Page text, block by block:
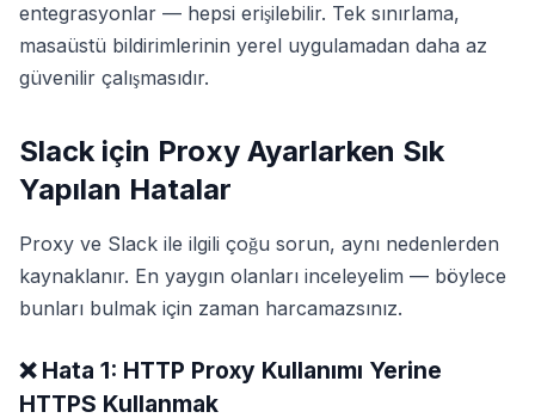
entegrasyonlar — hepsi erişilebilir. Tek sınırlama,
masaüstü bildirimlerinin yerel uygulamadan daha az
güvenilir çalışmasıdır.
Slack için Proxy Ayarlarken Sık
Yapılan Hatalar
Proxy ve Slack ile ilgili çoğu sorun, aynı nedenlerden
kaynaklanır. En yaygın olanları inceleyelim — böylece
bunları bulmak için zaman harcamazsınız.
❌ Hata 1: HTTP Proxy Kullanımı Yerine
HTTPS Kullanmak